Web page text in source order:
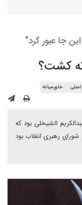
جا عبور کرد"
کشت؟
اصلی خاورمیانه
الشیخلی بود که
رهبری انقلاب بود